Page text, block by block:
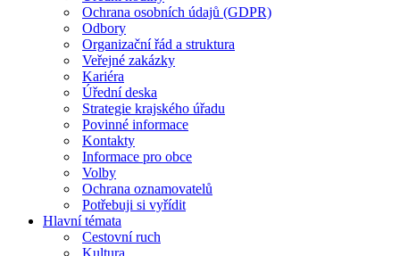
Ochrana osobních údajů (GDPR)
Odbory
Organizační řád a struktura
Veřejné zakázky
Kariéra
Úřední deska
Strategie krajského úřadu
Povinné informace
Kontakty
Informace pro obce
Volby
Ochrana oznamovatelů
Potřebuji si vyřídit
Hlavní témata
Cestovní ruch
Kultura